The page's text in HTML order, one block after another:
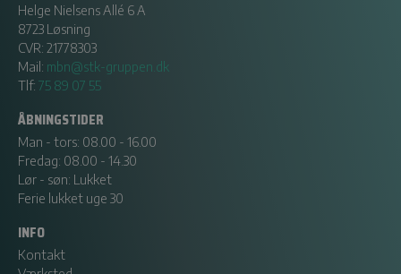
Helge Nielsens Allé 6 A
8723 Løsning
CVR: 21778303
Mail: mbn@stk-gruppen.dk
Tlf: 75 89 07 55
ÅBNINGSTIDER
Man - tors: 08.00 - 16.00
Fredag: 08.00 - 14.30
Lør - søn: Lukket
Ferie lukket uge 30
INFO
Kontakt